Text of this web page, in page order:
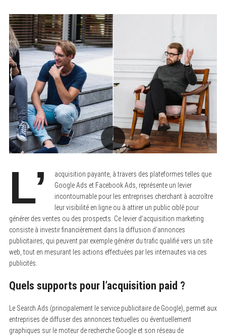
L’
acquisition payante, à travers des plateformes telles que
Google Ads et Facebook Ads, représente un levier
incontournable pour les entreprises cherchant à accroître
leur visibilité en ligne ou à attirer un public ciblé pour
générer des ventes ou des prospects. Ce levier d’acquisition marketing
consiste à investir financièrement dans la diffusion d’annonces
publicitaires, qui peuvent par exemple générer du trafic qualifié vers un site
web, tout en mesurant les actions effectuées par les internautes via ces
publicités.
Quels supports pour l’acquisition paid ?
Le Search Ads (principalement le service publicitaire de Google), permet aux
entreprises de diffuser des annonces textuelles ou éventuellement
graphiques sur le moteur de recherche Google et son réseau de